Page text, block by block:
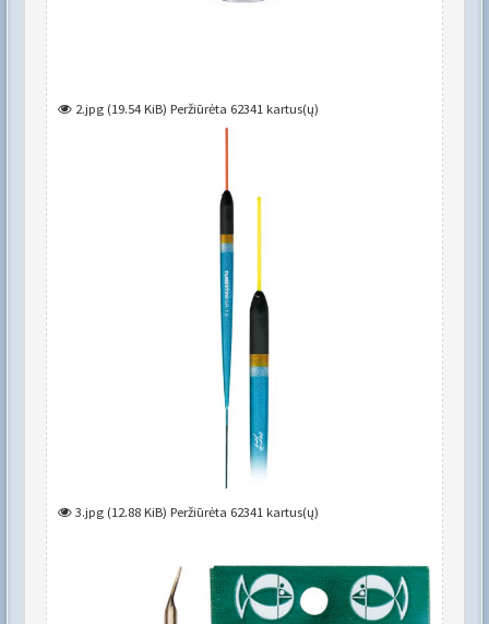
2.jpg (19.54 KiB) Peržiūrėta 62341 kartus(ų)
3.jpg (12.88 KiB) Peržiūrėta 62341 kartus(ų)